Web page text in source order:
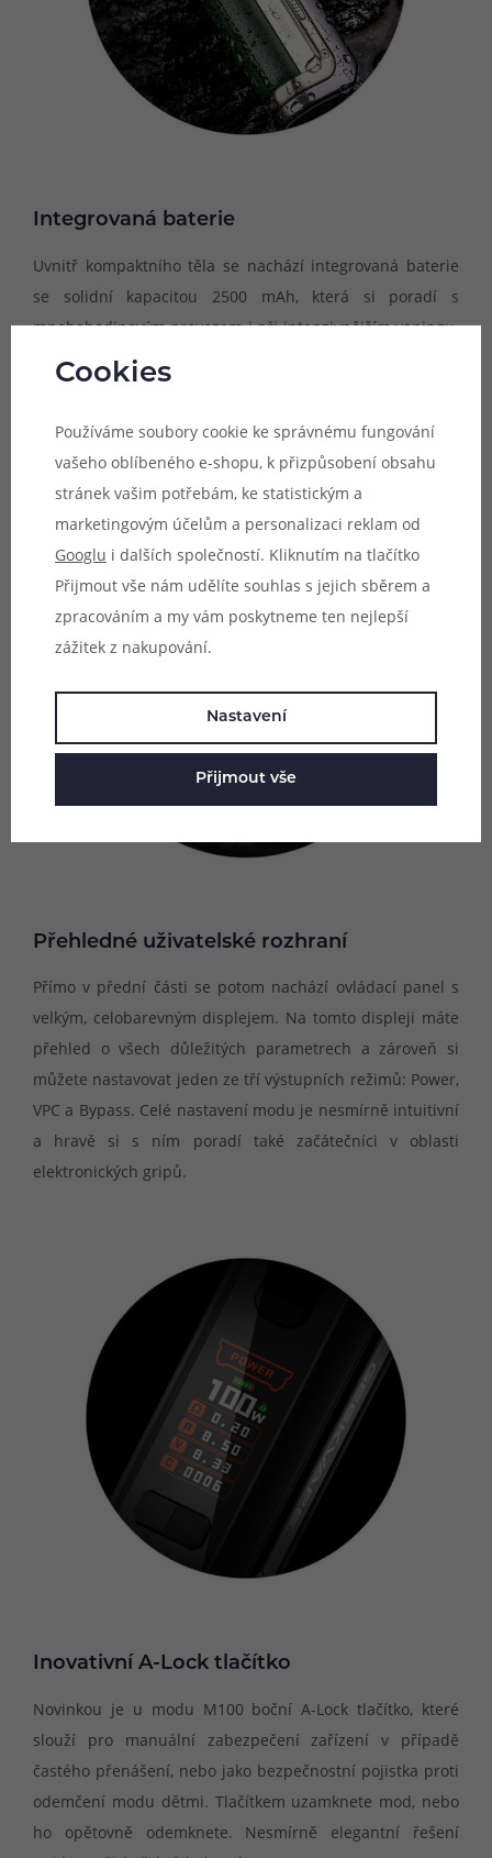
Integrovaná baterie
Uvnitř kompaktního těla se nachází integrovaná baterie
se solidní kapacitou 2500 mAh, která si poradí s
mnohahodinovým provozem i při intenzivnějším vapingu.
O stavu baterie jste neustále informováni přímo na
displeji v přední části. V případě nutnosti dobití vás
Přehledné uživatelské rozhraní
Přímo v přední části se potom nachází ovládací panel s
velkým, celobarevným displejem. Na tomto displeji máte
přehled o všech důležitých parametrech a zároveň si
můžete nastavovat jeden ze tří výstupních režimů: Power,
VPC a Bypass. Celé nastavení modu je nesmírně intuitivní
a hravě si s ním poradí také začátečníci v oblasti
elektronických gripů.
Inovativní A-Lock tlačítko
Novinkou je u modu M100 boční A-Lock tlačítko, které
slouží pro manuální zabezpečení zařízení v případě
častého přenášení, nebo jako bezpečnostní pojistka proti
odemčení modu dětmi. Tlačítkem uzamknete mod, nebo
ho opětovně odemknete. Nesmírně elegantní řešení
Cookies
Používáme soubory cookie ke správnému fungování
vašeho oblíbeného e-shopu, k přizpůsobení obsahu
stránek vašim potřebám, ke statistickým a
marketingovým účelům a personalizaci reklam od
Googlu i dalších společností. Kliknutím na tlačítko
Přijmout vše nám udělíte souhlas s jejich sběrem a
zpracováním a my vám poskytneme ten nejlepší
zážitek z nakupování.
Nastavení
Přijmout vše